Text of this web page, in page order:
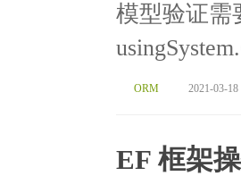
模型验证需
ORM 2021-03-18
EF 框架